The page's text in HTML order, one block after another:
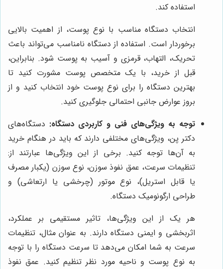
استفاده کند.
انتخاب دستگاه مناسب با نوع پوست، از اهمیت بالایی
برخوردار است. استفاده از دستگاه نامناسب می‌تواند باعث
تحریک، التهاب، قرمزی و آسیب به پوست شود. بنابراین،
قبل از خرید، با یک متخصص پوست مشورت کنید تا
بهترین دستگاه را برای نوع پوست خود انتخاب کنید و از
بروز عوارض جانبی احتمالی جلوگیری کنید.
توجه به ویژگی‌های فنی و کاربردی دستگاه: دستگاه‌های
دکتر پن، ویژگی‌های مختلفی دارند که باید در هنگام خرید
به آن‌ها توجه کنید. برخی از این ویژگی‌ها عبارتند از:
تنظیمات سرعت، عمق نفوذ سوزن، نوع سوزن (یکبار مصرف
یا قابل استریل)، نوع موتور (چرخشی یا ارتعاشی) و
طراحی ارگونومیک دستگاه.
هر یک از این ویژگی‌ها، تاثیر مستقیمی بر عملکرد،
اثربخشی و ایمنی دستگاه دارند. به عنوان مثال، تنظیمات
سرعت به شما امکان می‌دهد تا سرعت دستگاه را با توجه
به نوع پوست و ناحیه مورد نظر تنظیم کنید. عمق نفوذ